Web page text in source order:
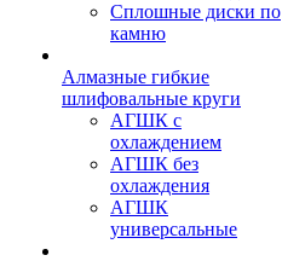
Сплошные диски по
камню
Алмазные гибкие
шлифовальные круги
АГШК с
охлаждением
АГШК без
охлаждения
АГШК
универсальные